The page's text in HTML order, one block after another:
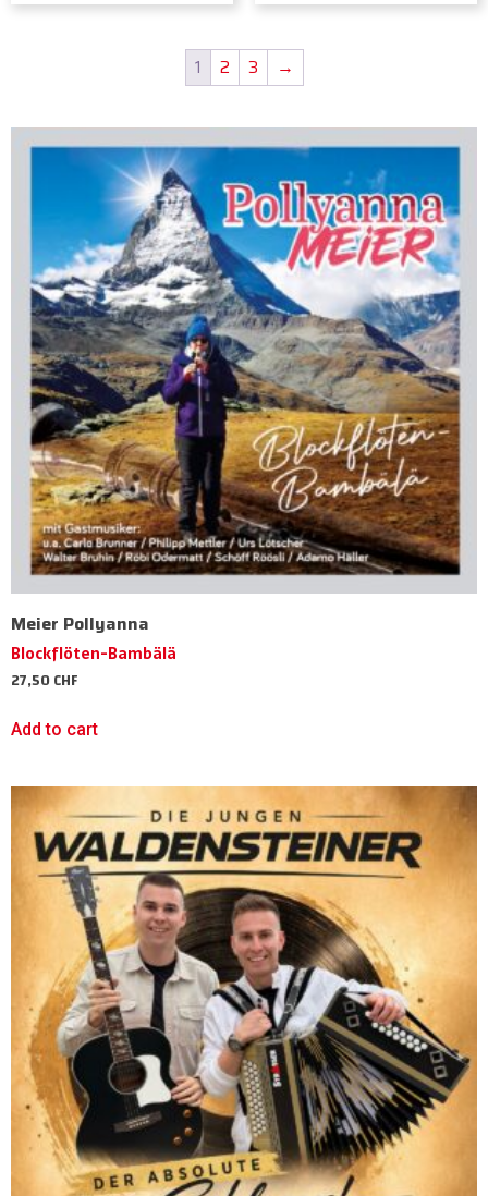
1 2 3 →
Meier Pollyanna
Blockflöten-Bambälä
27,50CHF
Add to cart